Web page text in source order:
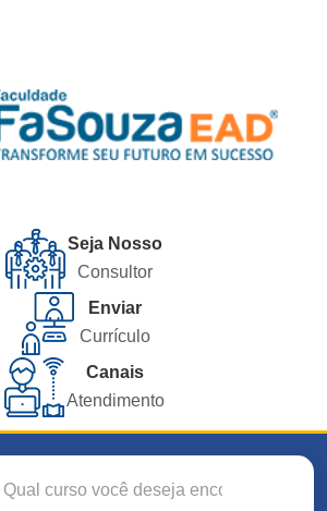
Seja Nosso
Consultor
Enviar
Currículo
Canais
Atendimento